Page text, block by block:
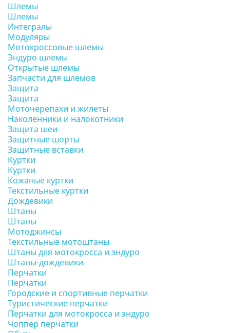
Шлемы
Шлемы
Интегралы
Модуляры
Мотокроссовые шлемы
Эндуро шлемы
Открытые шлемы
Запчасти для шлемов
Защита
Защита
Моточерепахи и жилеты
Наколенники и налокотники
Защита шеи
Защитные шорты
Защитные вставки
Куртки
Куртки
Кожаные куртки
Текстильные куртки
Дождевики
Штаны
Штаны
Мотоджинсы
Текстильные мотоштаны
Штаны для мотокросса и эндуро
Штаны-дождевики
Перчатки
Перчатки
Городские и спортивные перчатки
Туристические перчатки
Перчатки для мотокросса и эндуро
Чоппер перчатки